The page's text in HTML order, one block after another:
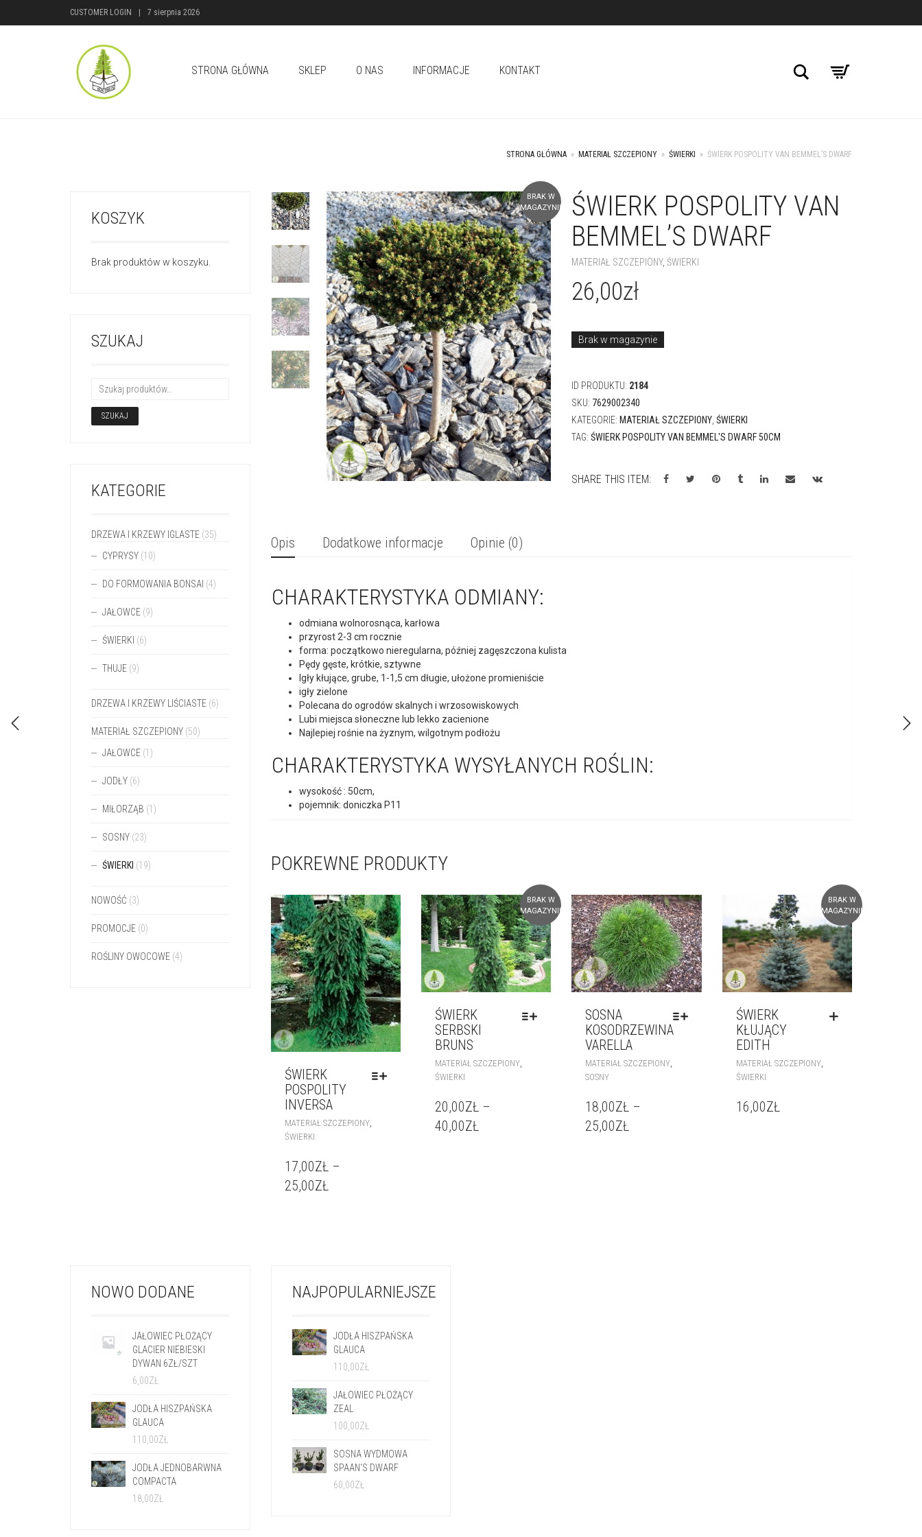
CUSTOMER LOGIN 7 sierpnia 2026
STRONA GŁÓWNA SKLEP O NAS INFORMACJE KONTAKT Szukaj
STRONA GŁÓWNA » MATERIAŁ SZCZEPIONY » ŚWIERKI » ŚWIERK POSPOLITY VAN BEMMEL’S DWARF
BRAK W
MAGAZYNIE
+ +
ŚWIERK POSPOLITY VAN
BEMMEL’S DWARF
MATERIAŁ SZCZEPIONY,ŚWIERKI
26,00zł
Brak w magazynie
ID PRODUKTU: 2184
SKU: 7629002340
KATEGORIE: MATERIAŁ SZCZEPIONY ,ŚWIERKI
TAG:ŚWIERK POSPOLITY VAN BEMMEL'S DWARF 50CM
SHARE THIS ITEM:
Opis Dodatkowe informacje Opinie (0)
CHARAKTERYSTYKA ODMIANY:
odmiana wolnorosnąca, karłowa
przyrost 2-3 cm rocznie
forma: początkowo nieregularna, później zagęszczona kulista
Pędy gęste, krótkie, sztywne
Igły kłujące, grube, 1-1,5 cm długie, ułożone promieniście
igły zielone
Polecana do ogrodów skalnych i wrzosowiskowych
Lubi miejsca słoneczne lub lekko zacienione
Najlepiej rośnie na żyznym, wilgotnym podłożu
CHARAKTERYSTYKA WYSYŁANYCH ROŚLIN:
wysokość : 50cm,
pojemnik: doniczka P11
POKREWNE PRODUKTY
ŚWIERK
POSPOLITY
INVERSA
MATERIAŁ SZCZEPIONY,
ŚWIERKI
17,00ZŁ–
25,00ZŁ
BRAK W
MAGAZYNIE
ŚWIERK
SERBSKI
BRUNS
MATERIAŁ SZCZEPIONY,
ŚWIERKI
20,00ZŁ–
40,00ZŁ
SOSNA
KOSODRZEWINA
VARELLA
MATERIAŁ SZCZEPIONY,
SOSNY
18,00ZŁ –
25,00ZŁ
BRAK W
MAGAZYNIE
ŚWIERK
KŁUJĄCY
EDITH
MATERIAŁ SZCZEPIONY,
ŚWIERKI
16,00ZŁ
KOSZYK
Brak produktów w koszyku.
SZUKAJ
SZUKAJ
KATEGORIE
DRZEWA I KRZEWY IGLASTE (35)
CYPRYSY (10)
DO FORMOWANIA BONSAI (4)
JAŁOWCE (9)
ŚWIERKI (6)
THUJE (9)
DRZEWA I KRZEWY LIŚCIASTE (6)
MATERIAŁ SZCZEPIONY (50)
JAŁOWCE (1)
JODŁY (6)
MIŁORZĄB (1)
SOSNY (23)
ŚWIERKI (19)
NOWOŚĆ (3)
PROMOCJE (0)
ROŚLINY OWOCOWE (4)
NOWO DODANE
JAŁOWIEC PŁOŻĄCY
GLACIER NIEBIESKI
DYWAN 6ZŁ/SZT
6,00ZŁ
JODŁA HISZPAŃSKA
GLAUCA
110,00ZŁ
JODŁA JEDNOBARWNA
COMPACTA
18,00ZŁ
NAJPOPULARNIEJSZE
JODŁA HISZPAŃSKA
GLAUCA
110,00ZŁ
JAŁOWIEC PŁOŻĄCY
ZEAL
100,00ZŁ
SOSNA WYDMOWA
SPAAN'S DWARF
60,00ZŁ